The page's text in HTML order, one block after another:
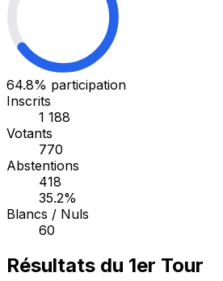
64.8% participation
Inscrits
1 188
Votants
770
Abstentions
418
35.2%
Blancs / Nuls
60
Résultats du 1er Tour